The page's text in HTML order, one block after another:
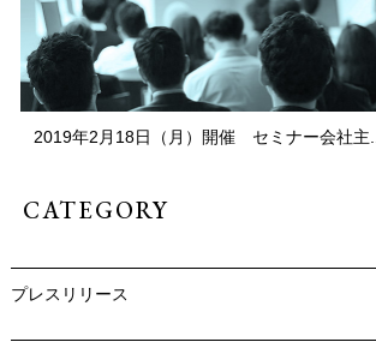
2019年2月18日（月）開催 セミナー会社主...
CATEGORY
プレスリリース